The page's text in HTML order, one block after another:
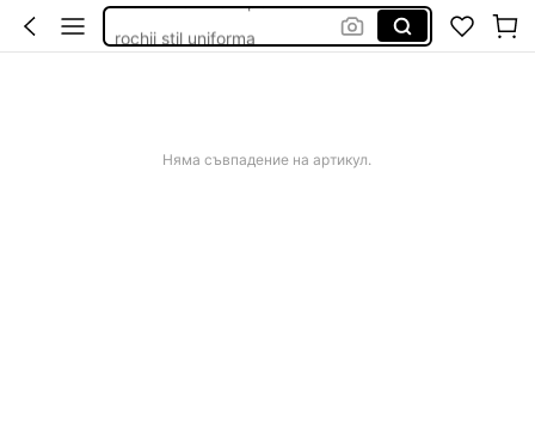
Няма съвпадение на артикул.